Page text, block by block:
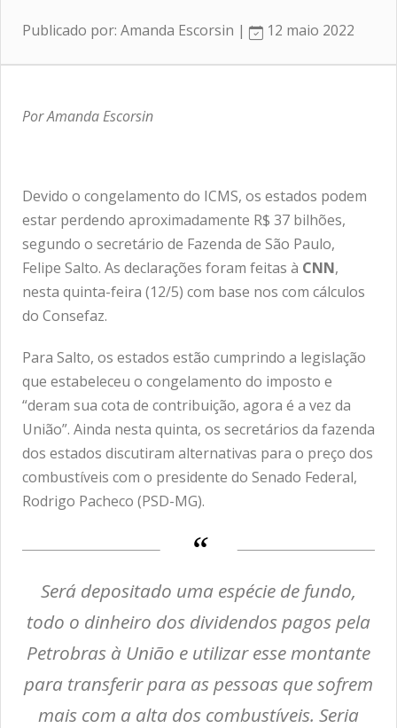
Publicado por: Amanda Escorsin | 12 maio 2022
Por Amanda Escorsin
Devido o congelamento do ICMS, os estados podem
estar perdendo aproximadamente R$ 37 bilhões,
segundo o secretário de Fazenda de São Paulo,
Felipe Salto. As declarações foram feitas à CNN,
nesta quinta-feira (12/5) com base nos com cálculos
do Consefaz.
Para Salto, os estados estão cumprindo a legislação
que estabeleceu o congelamento do imposto e
“deram sua cota de contribuição, agora é a vez da
União”. Ainda nesta quinta, os secretários da fazenda
dos estados discutiram alternativas para o preço dos
combustíveis com o presidente do Senado Federal,
Rodrigo Pacheco (PSD-MG).
Será depositado uma espécie de fundo,
todo o dinheiro dos dividendos pagos pela
Petrobras à União e utilizar esse montante
para transferir para as pessoas que sofrem
mais com a alta dos combustíveis. Seria